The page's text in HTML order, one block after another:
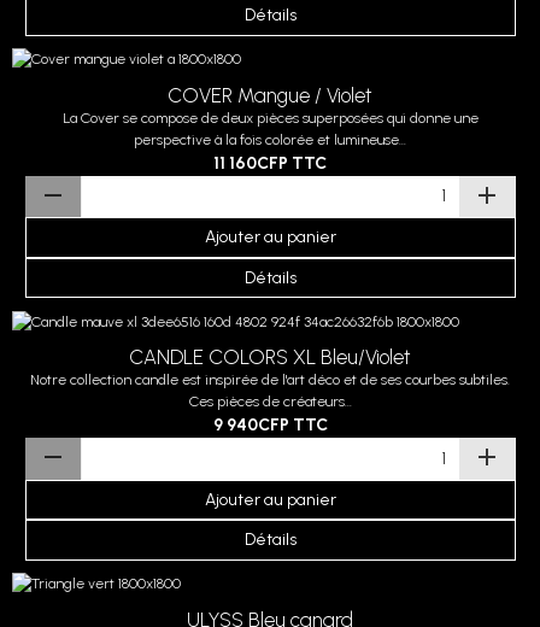
Détails
COVER Mangue / Violet
La Cover se compose de deux pièces superposées qui donne une
perspective à la fois colorée et lumineuse...
11 160CFP TTC
Ajouter au panier
Détails
CANDLE COLORS XL Bleu/Violet
Notre collection candle est inspirée de l'art déco et de ses courbes subtiles.
Ces pièces de créateurs...
9 940CFP TTC
Ajouter au panier
Détails
ULYSS Bleu canard